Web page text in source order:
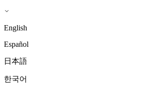
English
Español
日本語
한국어